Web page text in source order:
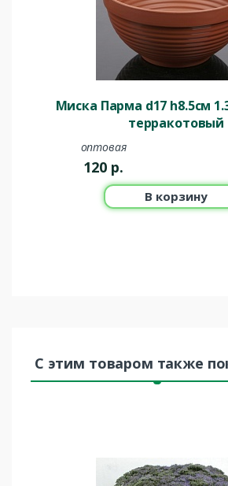
Миска Парма d17 h8.5см
терракотовый
оптовая
120 р.
В корзину
С этим товаром также